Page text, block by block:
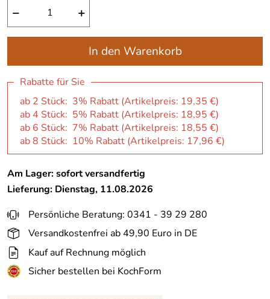
− +
In den Warenkorb
Rabatte für Sie
ab 2 Stück: 3% Rabatt (Artikelpreis: 19,35 €)
ab 4 Stück: 5% Rabatt (Artikelpreis: 18,95 €)
ab 6 Stück: 7% Rabatt (Artikelpreis: 18,55 €)
ab 8 Stück: 10% Rabatt (Artikelpreis: 17,96 €)
Am Lager: sofort versandfertig
Lieferung: Dienstag, 11.08.2026
Persönliche Beratung: 0341 - 39 29 280
Versandkostenfrei ab 49,90 Euro in DE
Kauf auf Rechnung möglich
Sicher bestellen bei KochForm